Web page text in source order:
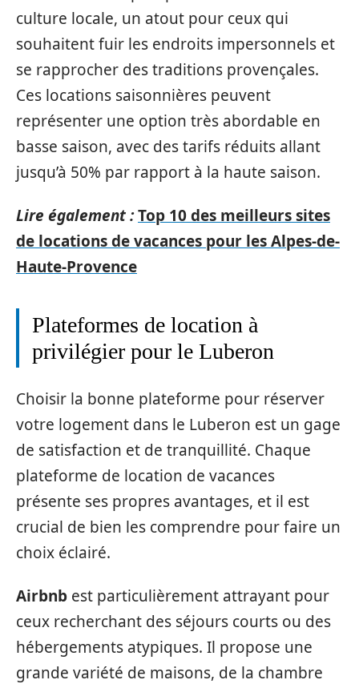
culture locale, un atout pour ceux qui
souhaitent fuir les endroits impersonnels et
se rapprocher des traditions provençales.
Ces locations saisonnières peuvent
représenter une option très abordable en
basse saison, avec des tarifs réduits allant
jusqu’à 50% par rapport à la haute saison.
Lire également :Top 10 des meilleurs sites
de locations de vacances pour les Alpes-de-
Haute-Provence
Plateformes de location à
privilégier pour le Luberon
Choisir la bonne plateforme pour réserver
votre logement dans le Luberon est un gage
de satisfaction et de tranquillité. Chaque
plateforme de location de vacances
présente ses propres avantages, et il est
crucial de bien les comprendre pour faire un
choix éclairé.
Airbnb est particulièrement attrayant pour
ceux recherchant des séjours courts ou des
hébergements atypiques. Il propose une
grande variété de maisons, de la chambre